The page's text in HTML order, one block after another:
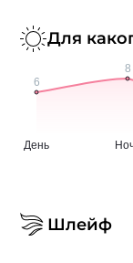
Для
Шлейф